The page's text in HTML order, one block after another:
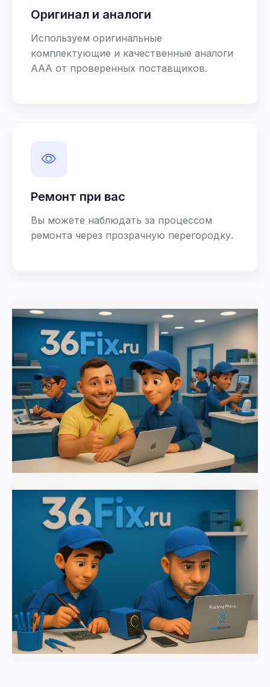
Оригинал и аналоги
Используем оригинальные
комплектующие и качественные аналоги
AAA от проверенных поставщиков.
Ремонт при вас
Вы можете наблюдать за процессом
ремонта через прозрачную перегородку.